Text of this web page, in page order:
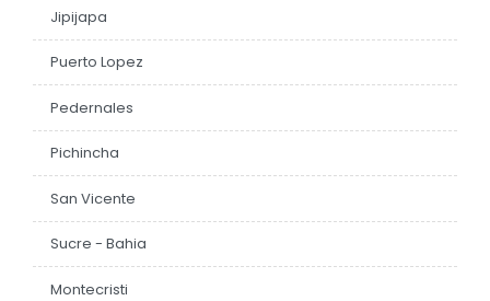
Registro oficiales de creación parroquiales
Jipijapa
Puerto Lopez
Pedernales
Pichincha
San Vicente
Sucre - Bahia
Montecristi